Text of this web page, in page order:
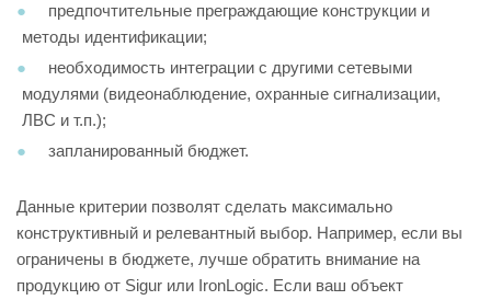
предпочтительные преграждающие конструкции и
методы идентификации;
необходимость интеграции с другими сетевыми
модулями (видеонаблюдение, охранные сигнализации,
ЛВС и т.п.);
запланированный бюджет.
Данные критерии позволят сделать максимально
конструктивный и релевантный выбор. Например, если вы
ограничены в бюджете, лучше обратить внимание на
продукцию от Sigur или IronLogic. Если ваш объект